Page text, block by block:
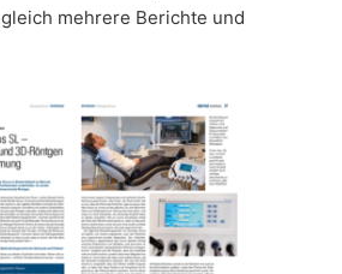
mehrere Berichte und